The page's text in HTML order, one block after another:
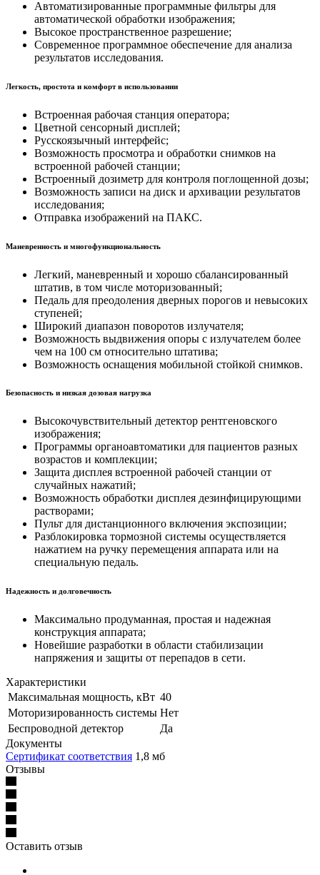
Автоматизированные программные фильтры для
автоматической обработки изображения;
Высокое пространственное разрешение;
Современное программное обеспечение для анализа
результатов исследования.
Легкость, простота и комфорт в использовании
Встроенная рабочая станция оператора;
Цветной сенсорный дисплей;
Русскоязычный интерфейс;
Возможность просмотра и обработки снимков на
встроенной рабочей станции;
Встроенный дозиметр для контроля поглощенной дозы;
Возможность записи на диск и архивации результатов
исследования;
Отправка изображений на ПАКС.
Маневренность и многофункциональность
Легкий, маневренный и хорошо сбалансированный
штатив, в том числе моторизованный;
Педаль для преодоления дверных порогов и невысоких
ступеней;
Широкий диапазон поворотов излучателя;
Возможность выдвижения опоры с излучателем более
чем на 100 см относительно штатива;
Возможность оснащения мобильной стойкой снимков.
Безопасность и низкая дозовая нагрузка
Высокочувствительный детектор рентгеновского
изображения;
Программы органоавтоматики для пациентов разных
возрастов и комплекции;
Защита дисплея встроенной рабочей станции от
случайных нажатий;
Возможность обработки дисплея дезинфицирующими
растворами;
Пульт для дистанционного включения экспозиции;
Разблокировка тормозной системы осуществляется
нажатием на ручку перемещения аппарата или на
специальную педаль.
Надежность и долговечность
Максимально продуманная, простая и надежная
конструкция аппарата;
Новейшие разработки в области стабилизации
напряжения и защиты от перепадов в сети.
Характеристики
Максимальная мощность, кВт 40
Моторизированность системы Нет
Беспроводной детектор
Да
Документы
Сертификат соответствия 1,8 мб
Отзывы
Оставить отзыв